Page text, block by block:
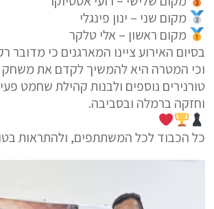
מקום שני – ינון פינגלי
מקום ראשון – אלי טלקר
בסיום האירוע ציינו המארגנים כי
וכי המטרה היא להמשיך לקדם את
טורנירים נוספים ולבנות קהילת שחמט
וחזקה ברמלה ובסביבה.
כל הכבוד לכל המשתתפים, ולהתראות